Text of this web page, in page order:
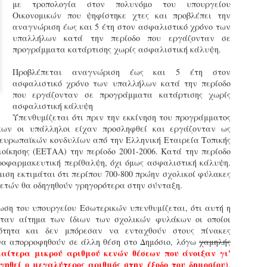
με τροπολογία στον πολυνόμο του υπουργείου
Οικονομικών που ψηφίστηκε χτες και προβλέπει την
αναγνώριση έως και 5 έτη στον ασφαλιστικό χρόνο των
υπαλλήλων κατά την περίοδο που εργάζονταν σε
προγράμματα κατάρτισης χωρίς ασφαλιστική κάλυψη.
Προβλέπεται αναγνώριση έως και 5 έτη στον
ασφαλιστικό χρόνο των υπαλλήλων κατά την περίοδο
που εργάζονταν σε προγράμματα κατάρτισης χωρίς
ασφαλιστική κάλυψη
Υπενθυμίζεται ότι πριν την εκκίνηση του προγράμματος
οι υπάλληλοι είχαν προσληφθεί και εργάζονταν ως
κονδυλίων από την Ελληνική Εταιρεία Τοπικής
(ΕΕΤΑΑ) την περίοδο 2001-2006. Κατά την περίοδο
περίθαλψη, όχι όμως ασφαλιστική κάλυψη.
εκτιμάται ότι περίπου 700-800 πρώην σχολικοί φύλακες
θα οδηγηθούν γρηγορότερα στην σύνταξη.
του υπουργείου Εσωτερικών υπενθυμίζεται, ότι αυτή η
αίτημα των ίδιων των σχολικών φυλάκων οι οποίοι
και δεν μπόρεσαν να ενταχθούν στους πίνακες
απορροφηθούν σε άλλη θέση στο Δημόσιο, λόγω χαμηλής
μικρού αριθμού κενών θέσεων που άνοιξαν γι'
ο μεγαλύτερος αριθμός στην έξοδο του δημοσίου).
εκπαιδευμένους
ήδη ολοκληρώσει την
είναι έτοιμοι να
Στο πλαίσιο της
τις περιπολίες και τις
στελεχών της υπηρεσίας.
JUN
Απολογισμός των
ελέγχων σε ιδιοκτήτες
JUN
Δημοτική Αστυνομία
Θεσσαλονίκης: Ένταση